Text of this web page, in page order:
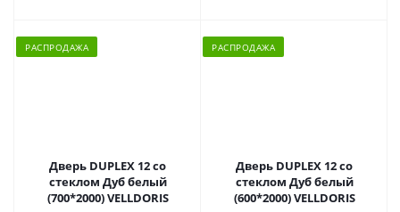
РАСПРОДАЖА
Дверь DUPLEX 12 со
стеклом Дуб белый
(700*2000) VELLDORIS
РАСПРОДАЖА
Дверь DUPLEX 12 со
стеклом Дуб белый
(600*2000) VELLDORIS